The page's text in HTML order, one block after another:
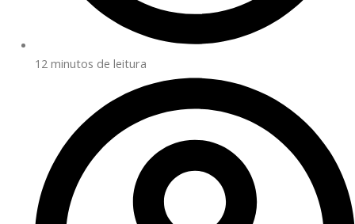
12 minutos de leitura